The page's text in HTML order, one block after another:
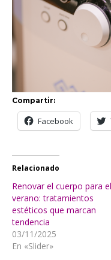
Compartir:
Facebook
Relacionado
Renovar el cuerpo para el
verano: tratamientos
estéticos que marcan
tendencia
03/11/2025
En «Slider»